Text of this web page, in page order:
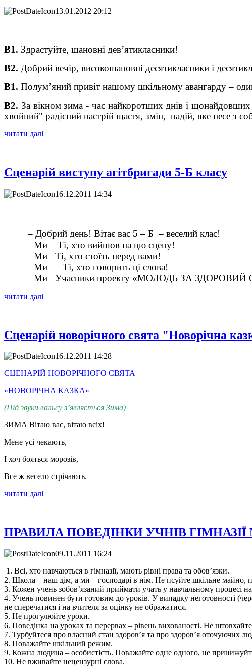
13.01.2012 20:12
В1. Здрастуйте, шановні дев’ятикласники!
В2. Добрий вечір, високошановні десятикласники і
В1. Полум’яний привіт нашому шкільному авангарду –
В2. За вікном зима - час найкоротших днів і
хвойний" радісний настрій щастя, змін, надій, яке несе з
читати далі
Сценарій виступу агітбригади 5-Б класу
16.12.2011 14:34
– Добрий день! Вітає вас 5 – Б – веселий клас!
–Ми –Ті, хто вийшов на цю сцену!
–Ми –Ті, хто стоїть перед вами!
–Ми ––Ті, хто говорить ці слова!
–Ми –Учасники проекту «МОЛОДЬ ЗА
читати далі
Сценарій новорічного свята "Новорічна
16.12.2011 14:28
СЦЕНАРІЙ НОВОРІЧНОГО СВЯТА
«НОВОРІЧНА КАЗКА»
(Під звуки вальсу з’являється Зима)
ЗИМА Вітаю вас, вітаю всіх!
Мене усі чекають,
І хоч бояться морозів,
Все ж весело стрічають.
читати далі
ПРАВИЛА ПОВЕДІНКИ УЧНІВ ГІМНАЗІЇ
09.11.2011 16:24
1. Всі, хто навчаються в гімназії, мають рівні права та обов’язки.
2. Школа – наш дім, а ми – господарі в нім. Не псуйте шкільне майно,
3. Кожен учень зобов’язаний приймати учать у навчальному процесі
4. Учень повинен бути готовим до уроків. У випадку неготовності
не сперечатися і на вчителя за оцінку не ображатися.
5. Не прогулюйте уроки.
6. Поведінка на уроках та перервах – рівень вихованості. Не
7. Турбуйтеся про власний стан здоров’я та про здоров’я оточуючих
8. Поважайте шкільний режим.
9. Кожна людина – особистість. Поважайте одне одного, не
10. Не вживайте нецензурні слова.